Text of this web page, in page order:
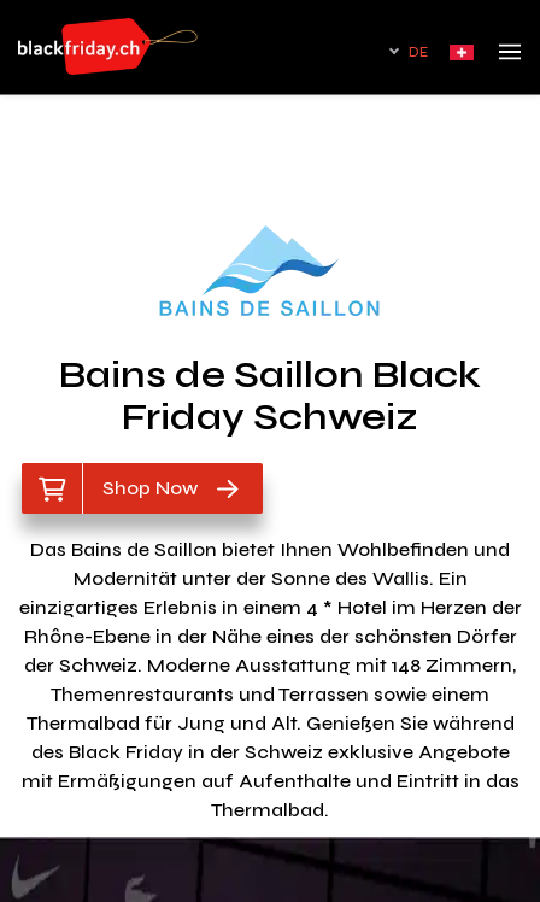
DE
Bains de Saillon Black
Friday Schweiz
Shop Now
Das Bains de Saillon bietet Ihnen Wohlbefinden und
Modernität unter der Sonne des Wallis. Ein
einzigartiges Erlebnis in einem 4 * Hotel im Herzen der
Rhône-Ebene in der Nähe eines der schönsten Dörfer
der Schweiz. Moderne Ausstattung mit 148 Zimmern,
Themenrestaurants und Terrassen sowie einem
Thermalbad für Jung und Alt. Genießen Sie während
des Black Friday in der Schweiz exklusive Angebote
mit Ermäßigungen auf Aufenthalte und Eintritt in das
Thermalbad.